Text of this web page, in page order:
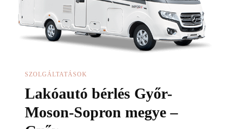
SZOLGÁLTATÁSOK
Lakóautó bérlés Győr-
Moson-Sopron megye –